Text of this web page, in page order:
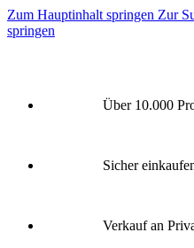
Zum Hauptinhalt springen Zur
springen
Über 10.000
Sicher
Verkauf an